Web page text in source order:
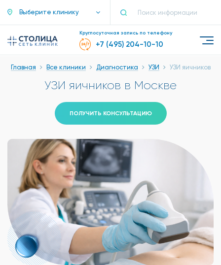
Выберите клинику
Круглосуточная запись по телефону
+7 (495) 204-10-10
Главная Все клиники Диагностика УЗИ УЗИ яичников
УЗИ яичников в Москве
ПОЛУЧИТЬ КОНСУЛЬТАЦИЮ